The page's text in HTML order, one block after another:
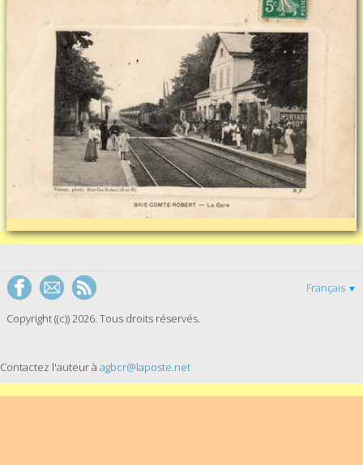
Français ▼
Copyright ((c)) 2026. Tous droits réservés.
Contactez l'auteur à agbcr@laposte.net